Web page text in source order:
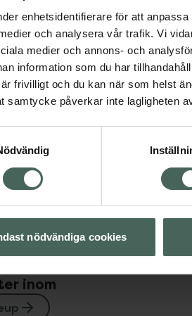
enhetsidentifierare för att
och analysera vår trafik. Vi
medier och annons- och
information som du har
frivilligt och du kan när som helst
samtycke påverkar inte lagligheten
nödvändiga cookies
inom